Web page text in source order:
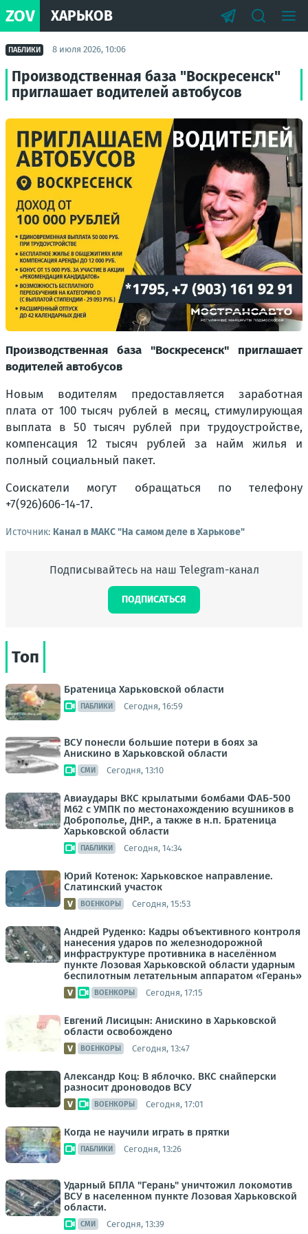
ZOV ХАРЬКОВ
ПАБЛИКИ 8 июля 2026, 10:06
Производственная база "Воскресенск"
приглашает водителей автобусов
Производственная база "Воскресенск" приглашает
водителей автобусов
Новым водителям предоставляется заработная
плата от 100 тысяч рублей в месяц, стимулирующая
выплата в 50 тысяч рублей при трудоустройстве,
компенсация 12 тысяч рублей за найм жилья и
полный социальный пакет.
Соискатели могут обращаться по телефону
+7(926)606-14-17.
Источник: Канал в МАКС "На самом деле в Харькове"
Подписывайтесь на наш Telegram-канал
ПОДПИСАТЬСЯ
Топ
Братеница Харьковской области
ПАБЛИКИ Сегодня, 16:59
ВСУ понесли большие потери в боях за
Анискино в Харьковской области
СМИ Сегодня, 13:10
Авиаудары ВКС крылатыми бомбами ФАБ-500
М62 с УМПК по местонахождению всушников в
Доброполье, ДНР., а также в н.п. Братеница
Харьковской области
ПАБЛИКИ Сегодня, 14:34
Юрий Котенок: Харьковское направление.
Слатинский участок
ВОЕНКОРЫ Сегодня, 15:53
Андрей Руденко: Кадры объективного контроля
нанесения ударов по железнодорожной
инфраструктуре противника в населённом
пункте Лозовая Харьковской области ударным
беспилотным летательным аппаратом «Герань»
ВОЕНКОРЫ Сегодня, 17:15
Евгений Лисицын: Анискино в Харьковской
области освобождено
ВОЕНКОРЫ Сегодня, 13:47
Александр Коц: В яблочко. ВКС снайперски
разносит дроноводов ВСУ
ВОЕНКОРЫ Сегодня, 17:01
Когда не научили играть в прятки
ПАБЛИКИ Сегодня, 13:26
Ударный БПЛА "Герань" уничтожил локомотив
ВСУ в населенном пункте Лозовая Харьковской
области.
СМИ Сегодня, 13:39